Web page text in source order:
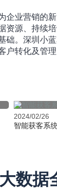
资源、持续
础。深圳小
户转化及管
2024/02/26
智能获客系
数据